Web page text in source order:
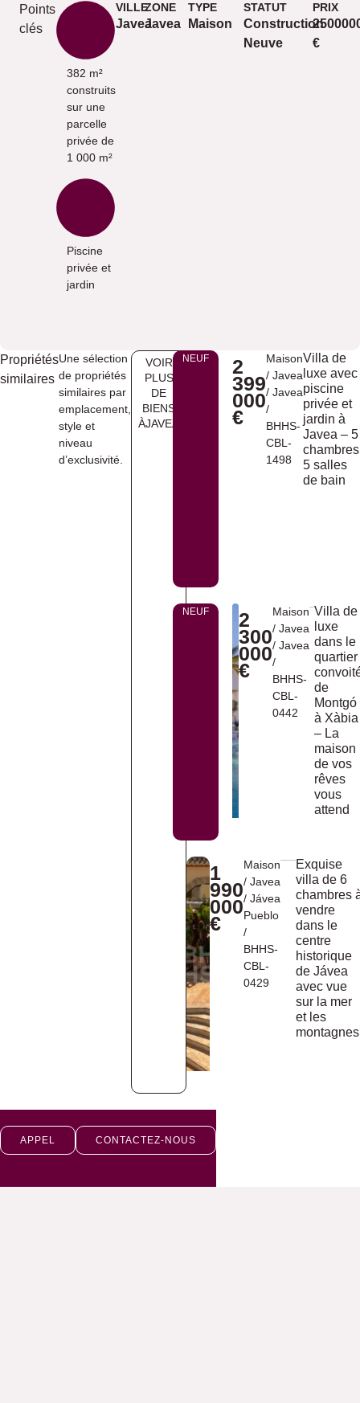
Points
clés
382 m²
construits
sur une
parcelle
privée de
1 000 m²
Piscine
privée et
jardin
VILLE
Javea
ZONE
Javea
TYPE
Maison
STATUT
Construction
Neuve
PRIX
€
Propriétés
similaires
Une sélection
de propriétés
similaires par
emplacement,
style et
niveau
d’exclusivité.
VOIR
PLUS
DE
BIENS
ÀJAVEA
NEUF 2
399
000
€
Maison
/ Javea
/ Javea
/
BHHS-
CBL-
1498
Villa de
luxe avec
piscine
privée et
jardin à
Javea – 5
5 salles
de bain
NEUF 2
300
000
€
Maison
/ Javea
/ Javea
/
BHHS-
CBL-
0442
Villa de
luxe
dans le
quartier
de
Montgó
à Xàbia
– La
maison
de vos
rêves
vous
attend
1
990
000
€
Maison
/ Javea
/ Jávea
Pueblo
/
BHHS-
CBL-
0429
Exquise
villa de 6
chambres
vendre
dans le
centre
historique
de Jávea
avec vue
sur la mer
et les
APPEL CONTACTEZ-NOUS